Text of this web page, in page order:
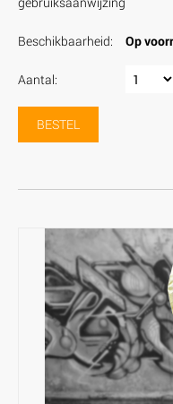
Beschikbaarheid: Op
Aantal:
BESTEL